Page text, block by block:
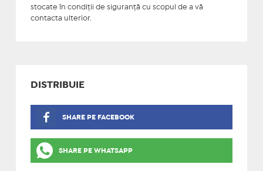
stocate în condiţii de siguranţă cu scopul de a vă
contacta ulterior.
DISTRIBUIE
SHARE PE FACEBOOK
SHARE PE WHATSAPP